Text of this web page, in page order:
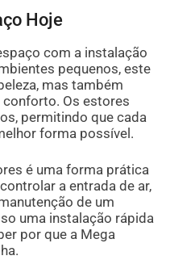
Hoje
com a instalação
pequenos, este
mas também
Os estores
permitindo que cada
forma possível.
é uma forma prática
a entrada de ar,
de um
uma instalação rápida
por que a Mega